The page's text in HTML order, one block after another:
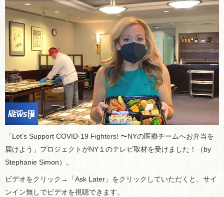
「Let’s Support COVID-19 Fighters! 〜NYの医療チームへお弁当を
届けよう」プロジェクトがNY１のテレビ取材を受けました！（by
Stephanie Simon）。
ビデオをクリック→「Ask Later」をクリックしていただくと、サイ
ンイン無しでビデオを視聴できます。